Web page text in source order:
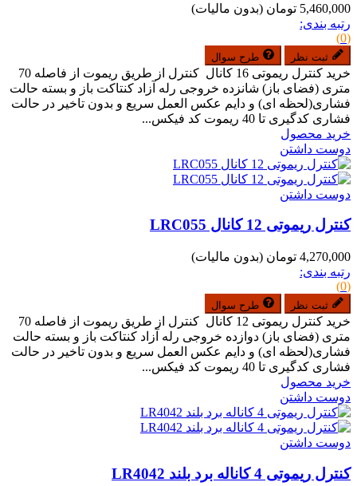
5,460,000 تومان
(بدون مالیات)
رتبه بندی:
(0)
ثبت نظر طرح سوال
خرید کنترل ریموتی 16 کانال کنترل از طریق ریموت از فاصله 70
متری (فضای باز) شانزده خروجی رله آزاد کنتاکت باز و بسته حالت
فشاری(لحظه ای) و دایم عکس العمل سریع و بدون تاخیر در حالت
فشاری کدگیری تا 40 ریموت کد فیکس...
خرید محصول
دوست داشتن
دوست داشتن
کنترل ریموتی 12 کانال LRC055
4,270,000 تومان
(بدون مالیات)
رتبه بندی:
(0)
ثبت نظر طرح سوال
خرید کنترل ریموتی 12 کانال کنترل از طریق ریموت از فاصله 70
متری (فضای باز) دوازده خروجی رله آزاد کنتاکت باز و بسته حالت
فشاری(لحظه ای) و دایم عکس العمل سریع و بدون تاخیر در حالت
فشاری کدگیری تا 40 ریموت کد فیکس...
خرید محصول
دوست داشتن
دوست داشتن
کنترل ریموتی 4 کاناله برد بلند LR4042